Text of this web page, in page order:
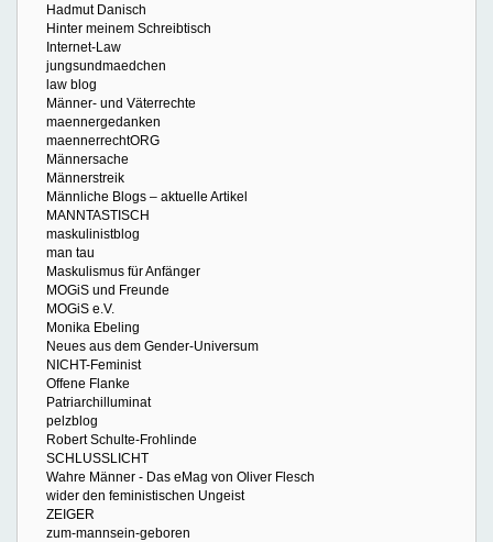
Hadmut Danisch
Hinter meinem Schreibtisch
Internet-Law
jungsundmaedchen
law blog
Männer- und Väterrechte
maennergedanken
maennerrechtORG
Männersache
Männerstreik
Männliche Blogs – aktuelle Artikel
MANNTASTISCH
maskulinistblog
man tau
Maskulismus für Anfänger
MOGiS und Freunde
MOGiS e.V.
Monika Ebeling
Neues aus dem Gender-Universum
NICHT-Feminist
Offene Flanke
Patriarchilluminat
pelzblog
Robert Schulte-Frohlinde
SCHLUSSLICHT
Wahre Männer - Das eMag von Oliver Flesch
wider den feministischen Ungeist
ZEIGER
zum-mannsein-geboren